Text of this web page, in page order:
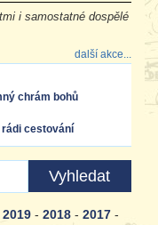
i samostatné dospělé
další akce...
chrám bohů
cestování
2019 - 2018 - 2017 -